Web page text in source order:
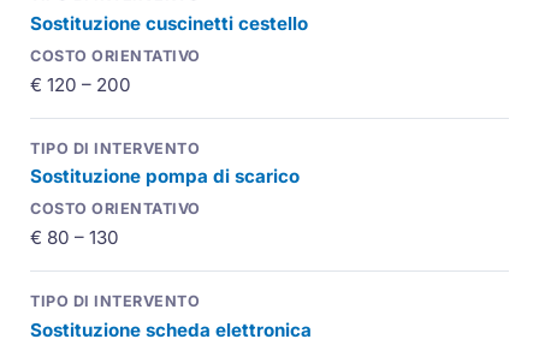
Sostituzione cuscinetti cestello
€ 120 – 200
Sostituzione pompa di scarico
€ 80 – 130
Sostituzione scheda elettronica